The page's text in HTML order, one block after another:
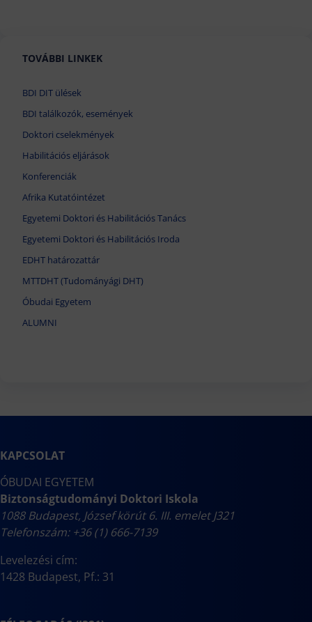
TOVÁBBI LINKEK
BDI DIT ülések
BDI találkozók, események
Doktori cselekmények
Habilitációs eljárások
Konferenciák
Afrika Kutatóintézet
Egyetemi Doktori és Habilitációs Tanács
Egyetemi Doktori és Habilitációs Iroda
EDHT határozattár
MTTDHT (Tudományági DHT)
Óbudai Egyetem
ALUMNI
KAPCSOLAT
ÓBUDAI EGYETEM
Biztonságtudományi Doktori Iskola
1088 Budapest, József körút 6. III. emelet J321
Telefonszám: +36 (1) 666-7139
Levelezési cím:
1428 Budapest, Pf.: 31